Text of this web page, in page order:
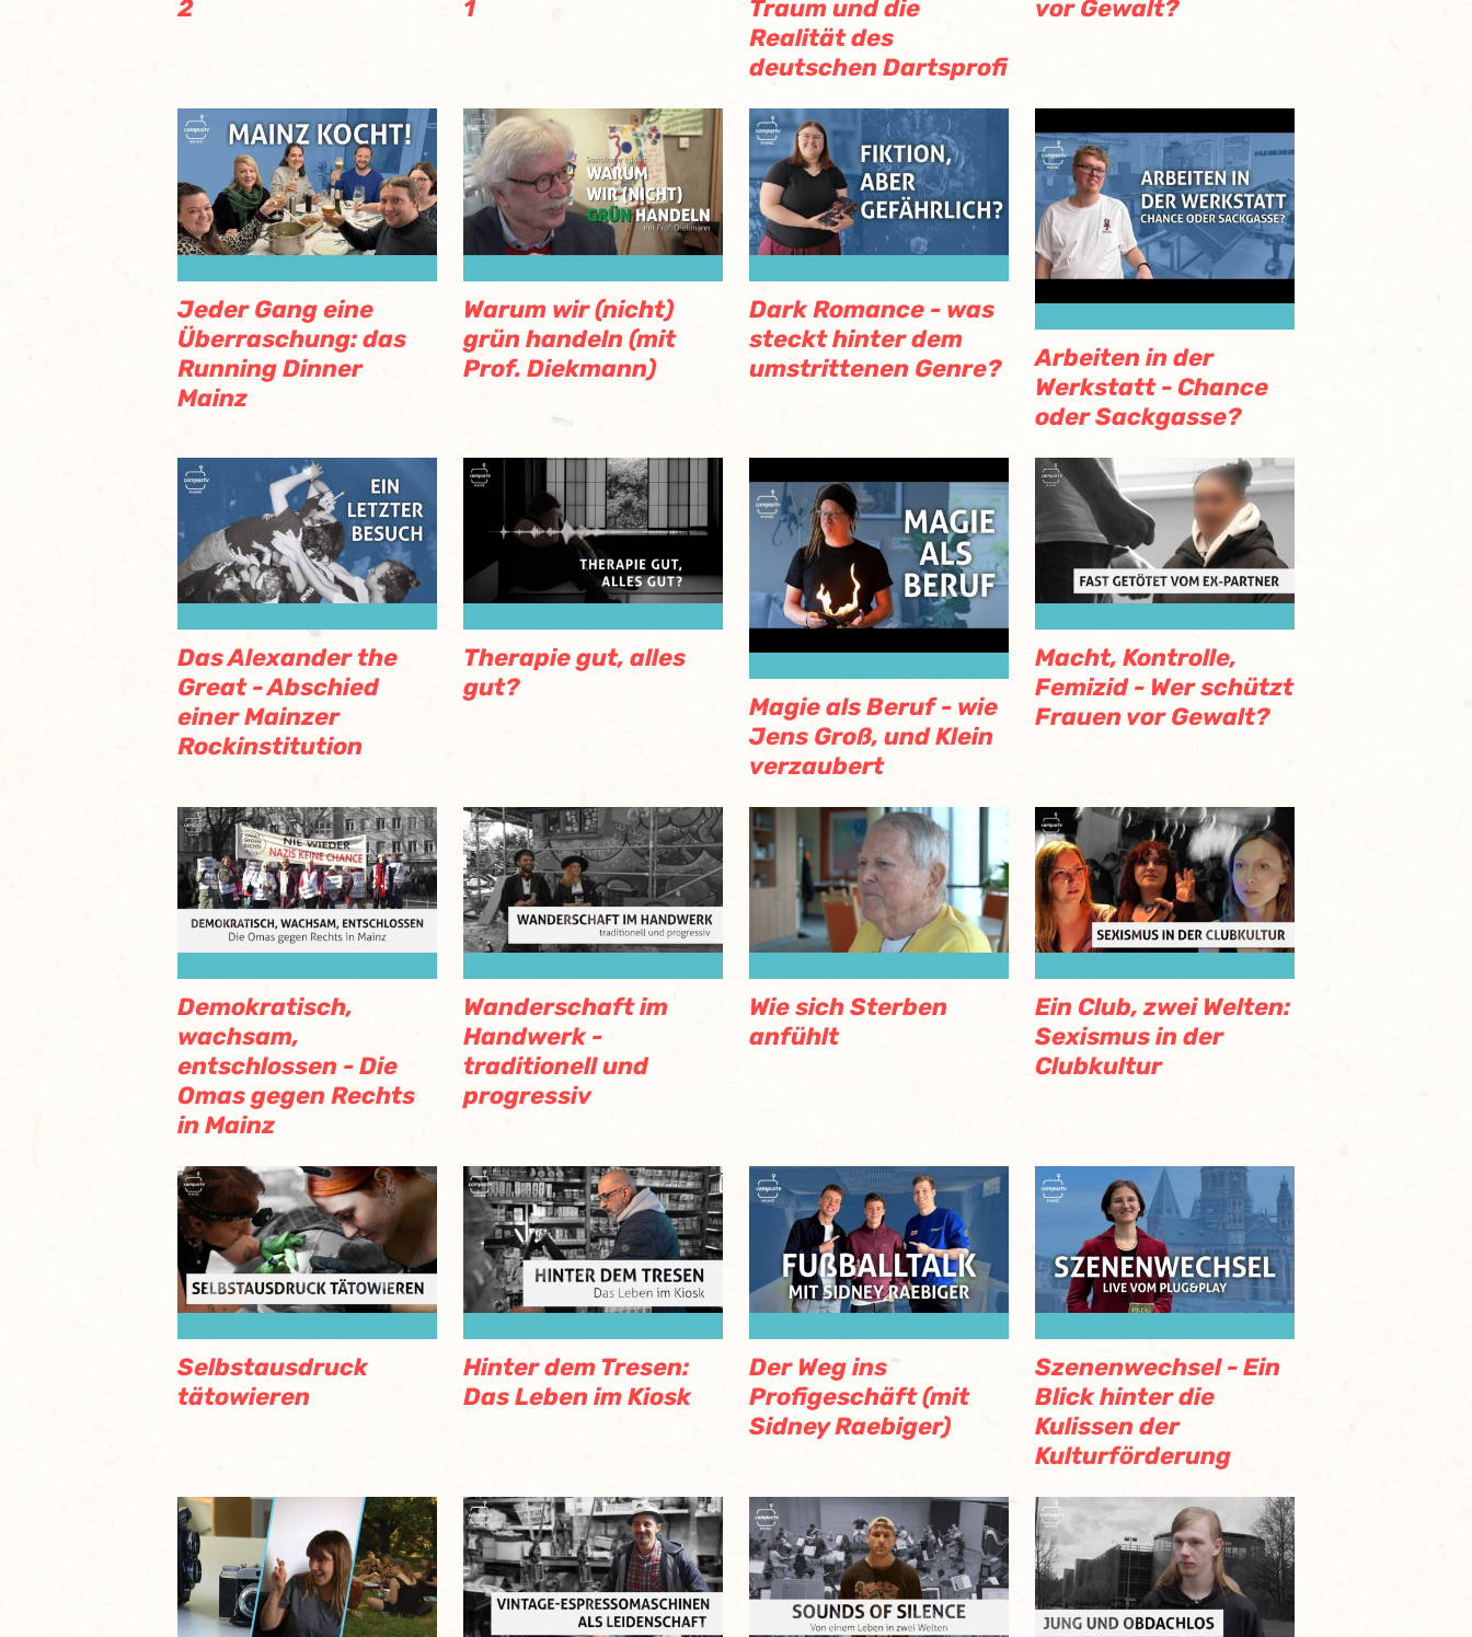
2
1
Traum und die
Realität des
deutschen Dartsprofi
vor Gewalt?
Jeder Gang eine
Überraschung: das
Running Dinner
Mainz
Warum wir (nicht)
grün handeln (mit
Prof. Diekmann)
Dark Romance - was
steckt hinter dem
umstrittenen Genre?
Arbeiten in der
Werkstatt - Chance
oder Sackgasse?
Das Alexander the
Great - Abschied
einer Mainzer
Rockinstitution
Therapie gut, alles
gut?
Magie als Beruf - wie
Jens Groß, und Klein
verzaubert
Macht, Kontrolle,
Femizid - Wer schützt
Frauen vor Gewalt?
Demokratisch,
wachsam,
entschlossen - Die
Omas gegen Rechts
in Mainz
Wanderschaft im
Handwerk -
traditionell und
progressiv
Wie sich Sterben
anfühlt
Ein Club, zwei Welten:
Sexismus in der
Clubkultur
Selbstausdruck
tätowieren
Hinter dem Tresen:
Das Leben im Kiosk
Der Weg ins
Profigeschäft (mit
Sidney Raebiger)
Szenenwechsel - Ein
Blick hinter die
Kulissen der
Kulturförderung